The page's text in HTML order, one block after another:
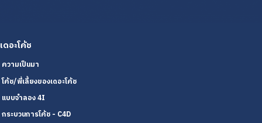
เดอะโค้ช
ความเป็นมา
โค้ช/พี่เลี้ยงของเดอะโค้ช
แบบจำลอง 4I
กระบวนการโค้ช - C4D